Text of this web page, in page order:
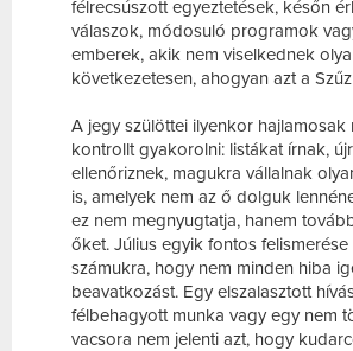
félrecsúszott egyeztetések, későn
válaszok, módosuló programok
emberek, akik nem viselkednek
következetesen, ahogyan azt a
A jegy szülöttei ilyenkor
kontrollt gyakorolni: listákat írnak,
ellenőriznek, magukra vállalnak
is, amelyek nem az ő dolguk
ez nem megnyugtatja, hanem
őket. Július egyik fontos felismerése
számukra, hogy nem minden hiba
beavatkozást. Egy elszalasztott
félbehagyott munka vagy egy nem
vacsora nem jelenti azt, hogy